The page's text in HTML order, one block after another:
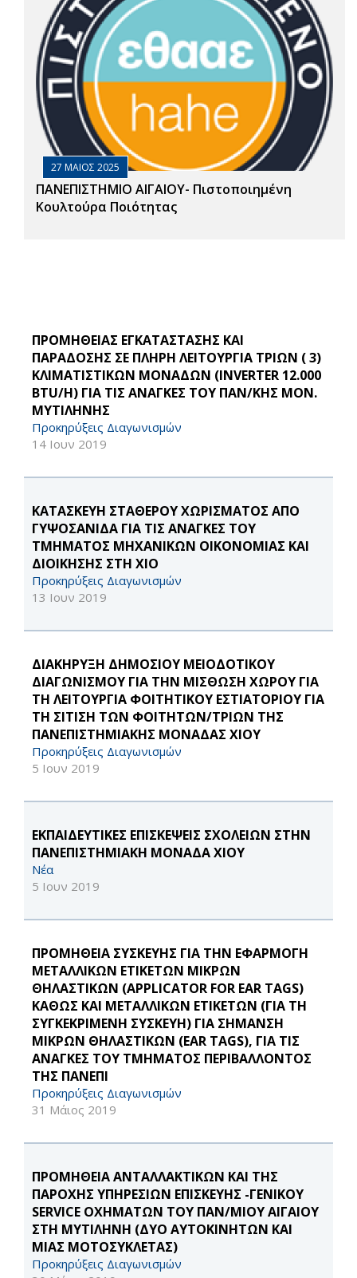
27 ΜΑΙΟΣ 2025
ΠΑΝΕΠΙΣΤΗΜΙΟ ΑΙΓΑΙΟΥ- Πιστοποιημένη
Κουλτούρα Ποιότητας
ΠΡΟΜΗΘΕΙΑΣ ΕΓΚΑΤΑΣΤΑΣΗΣ ΚΑΙ
ΠΑΡΑΔΟΣΗΣ ΣΕ ΠΛΗΡΗ ΛΕΙΤΟΥΡΓΙΑ ΤΡΙΩΝ ( 3)
ΚΛΙΜΑΤΙΣΤΙΚΩΝ ΜΟΝΑΔΩΝ (INVERTER 12.000
BTU/H) ΓΙΑ ΤΙΣ ΑΝΑΓΚΕΣ ΤΟΥ ΠΑΝ/ΚΗΣ ΜΟΝ.
ΜΥΤΙΛΗΝΗΣ
Προκηρύξεις Διαγωνισμών
14 Ιουν 2019
ΚΑΤΑΣΚΕΥΗ ΣΤΑΘΕΡΟΥ ΧΩΡΙΣΜΑΤΟΣ ΑΠΟ
ΓΥΨΟΣΑΝΙΔΑ ΓΙΑ ΤΙΣ ΑΝΑΓΚΕΣ ΤΟΥ
ΤΜΗΜΑΤΟΣ ΜΗΧΑΝΙΚΩΝ ΟΙΚΟΝΟΜΙΑΣ ΚΑΙ
ΔΙΟΙΚΗΣΗΣ ΣΤΗ ΧΙΟ
Προκηρύξεις Διαγωνισμών
13 Ιουν 2019
ΔΙΑΚΗΡΥΞΗ ΔΗΜΟΣΙΟΥ ΜΕΙΟΔΟΤΙΚΟΥ
ΔΙΑΓΩΝΙΣΜΟΥ ΓΙΑ ΤΗΝ ΜΙΣΘΩΣΗ ΧΩΡΟΥ ΓΙΑ
ΤΗ ΛΕΙΤΟΥΡΓΙΑ ΦΟΙΤΗΤΙΚΟΥ ΕΣΤΙΑΤΟΡΙΟΥ ΓΙΑ
ΤΗ ΣΙΤΙΣΗ ΤΩΝ ΦΟΙΤΗΤΩΝ/ΤΡΙΩΝ ΤΗΣ
ΠΑΝΕΠΙΣΤΗΜΙΑΚΗΣ ΜΟΝΑΔΑΣ ΧΙΟΥ
Προκηρύξεις Διαγωνισμών
5 Ιουν 2019
ΕΚΠΑΙΔΕΥΤΙΚΕΣ ΕΠΙΣΚΕΨΕΙΣ ΣΧΟΛΕΙΩΝ ΣΤΗΝ
ΠΑΝΕΠΙΣΤΗΜΙΑΚΗ ΜΟΝΑΔΑ ΧΙΟΥ
Νέα
5 Ιουν 2019
ΠΡΟΜΗΘΕΙΑ ΣΥΣΚΕΥΗΣ ΓΙΑ ΤΗΝ ΕΦΑΡΜΟΓΗ
ΜΕΤΑΛΛΙΚΩΝ ΕΤΙΚΕΤΩΝ ΜΙΚΡΩΝ
ΘΗΛΑΣΤΙΚΩΝ (APPLICATOR FOR EAR TAGS)
ΚΑΘΩΣ ΚΑΙ ΜΕΤΑΛΛΙΚΩΝ ΕΤΙΚΕΤΩΝ (ΓΙΑ ΤΗ
ΣΥΓΚΕΚΡΙΜΕΝΗ ΣΥΣΚΕΥΗ) ΓΙΑ ΣΗΜΑΝΣΗ
ΜΙΚΡΩΝ ΘΗΛΑΣΤΙΚΩΝ (EAR TAGS), ΓΙΑ ΤΙΣ
ΑΝΑΓΚΕΣ ΤΟΥ ΤΜΗΜΑΤΟΣ ΠΕΡΙΒΑΛΛΟΝΤΟΣ
ΤΗΣ ΠΑΝΕΠΙ
Προκηρύξεις Διαγωνισμών
31 Μάιος 2019
ΠΡΟΜΗΘΕΙΑ ΑΝΤΑΛΛΑΚΤΙΚΩΝ ΚΑΙ ΤΗΣ
ΠΑΡΟΧΗΣ ΥΠΗΡΕΣΙΩΝ ΕΠΙΣΚΕΥΗΣ -ΓΕΝΙΚΟΥ
SERVICE ΟΧΗΜΑΤΩΝ ΤΟΥ ΠΑΝ/ΜΙΟΥ ΑΙΓΑΙΟΥ
ΣΤΗ ΜΥΤΙΛΗΝΗ (ΔΥΟ ΑΥΤΟΚΙΝΗΤΩΝ ΚΑΙ
ΜΙΑΣ ΜΟΤΟΣΥΚΛΕΤΑΣ)
Προκηρύξεις Διαγωνισμών